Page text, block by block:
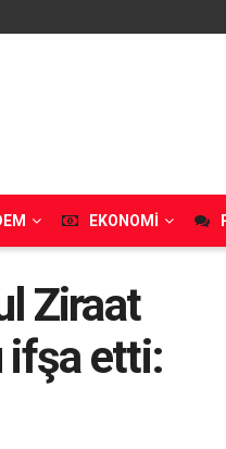
EKONOMI
Ziraat
ifşa etti: